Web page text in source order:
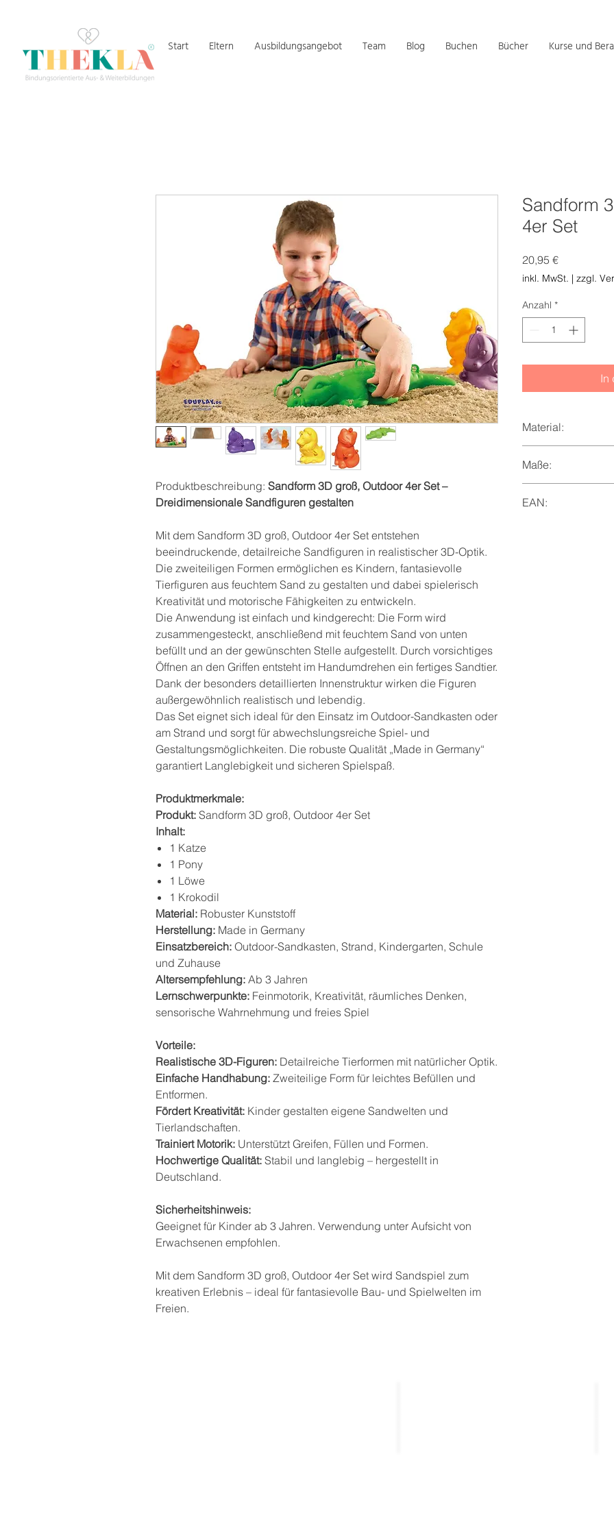
Start Eltern Ausbildungsangebot Team Blog Buchen Bücher Kurse und
Produktbeschreibung: Sandform 3D groß, Outdoor 4er Set –
Dreidimensionale Sandfiguren gestalten
Mit dem Sandform 3D groß, Outdoor 4er Set entstehen
beeindruckende, detailreiche Sandfiguren in realistischer 3D-Optik.
Die zweiteiligen Formen ermöglichen es Kindern, fantasievolle
Tierfiguren aus feuchtem Sand zu gestalten und dabei spielerisch
Kreativität und motorische Fähigkeiten zu entwickeln.
Die Anwendung ist einfach und kindgerecht: Die Form wird
zusammengesteckt, anschließend mit feuchtem Sand von unten
befüllt und an der gewünschten Stelle aufgestellt. Durch vorsichtiges
Öffnen an den Griffen entsteht im Handumdrehen ein fertiges Sandtier.
Dank der besonders detaillierten Innenstruktur wirken die Figuren
außergewöhnlich realistisch und lebendig.
Das Set eignet sich ideal für den Einsatz im Outdoor-Sandkasten oder
am Strand und sorgt für abwechslungsreiche Spiel- und
Gestaltungsmöglichkeiten. Die robuste Qualität „Made in Germany“
garantiert Langlebigkeit und sicheren Spielspaß.
Produktmerkmale:
Produkt: Sandform 3D groß, Outdoor 4er Set
Inhalt:
1 Katze
1 Pony
1 Löwe
1 Krokodil
Material: Robuster Kunststoff
Herstellung: Made in Germany
Einsatzbereich: Outdoor-Sandkasten, Strand, Kindergarten, Schule
und Zuhause
Altersempfehlung: Ab 3 Jahren
Lernschwerpunkte: Feinmotorik, Kreativität, räumliches Denken,
sensorische Wahrnehmung und freies Spiel
Vorteile:
Realistische 3D-Figuren: Detailreiche Tierformen mit natürlicher Optik.
Einfache Handhabung: Zweiteilige Form für leichtes Befüllen und
Entformen.
Fördert Kreativität: Kinder gestalten eigene Sandwelten und
Tierlandschaften.
Trainiert Motorik: Unterstützt Greifen, Füllen und Formen.
Hochwertige Qualität: Stabil und langlebig – hergestellt in
Deutschland.
Sicherheitshinweis:
Geeignet für Kinder ab 3 Jahren. Verwendung unter Aufsicht von
Erwachsenen empfohlen.
Mit dem Sandform 3D groß, Outdoor 4er Set wird Sandspiel zum
kreativen Erlebnis – ideal für fantasievolle Bau- und Spielwelten im
Freien.
Sandform
4er Set
20,95 €Preis
inkl. MwSt. | zzgl.
Anzahl *
In
Material:
Maße:
13,5 x 10,5 x 14,8,
EAN: